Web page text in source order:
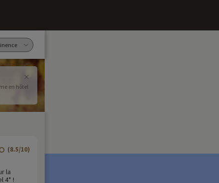
en hôtel
(8.5/10)
la
4* !